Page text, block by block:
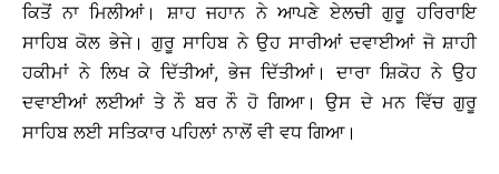
ਕਿਤੋਂ ਨਾ ਮਿਲੀਆਂ। ਸ਼ਾਹ ਜਹਾਨ ਨੇ ਆਪਣੇ ਏਲਚੀ ਗੁਰੂ ਹਰਿਰਾਇ
ਸਾਹਿਬ ਕੋਲ ਭੇਜੇ। ਗੁਰੂ ਸਾਹਿਬ ਨੇ ਉਹ ਸਾਰੀਆਂ ਦਵਾਈਆਂ ਜੋ ਸ਼ਾਹੀ
ਹਕੀਮਾਂ ਨੇ ਲਿਖ ਕੇ ਦਿੱਤੀਆਂ, ਭੇਜ ਦਿੱਤੀਆਂ। ਦਾਰਾ ਸ਼ਿਕੋਹ ਨੇ ਉਹ
ਦਵਾਈਆਂ ਲਈਆਂ ਤੇ ਨੌ ਬਰ ਨੌ ਹੋ ਗਿਆ। ਉਸ ਦੇ ਮਨ ਵਿੱਚ ਗੁਰੂ
ਸਾਹਿਬ ਲਈ ਸਤਿਕਾਰ ਪਹਿਲਾਂ ਨਾਲੋਂ ਵੀ ਵਧ ਗਿਆ।